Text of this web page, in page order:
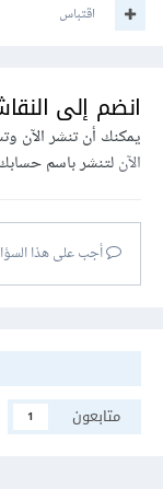
بالتوفيق.
اقتباس
انضم إلى
يمكنك أن تنشر الآن
الآنلتنشر باسم
أجب على هذا
متابعون
1